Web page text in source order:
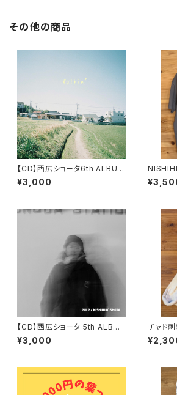
その他の商品
【CD】西広ショータ6th ALBUM
「Walkin`」
¥3,000
【CD】西広ショータ 5th ALBU
M「PULP」
¥3,000
チャド